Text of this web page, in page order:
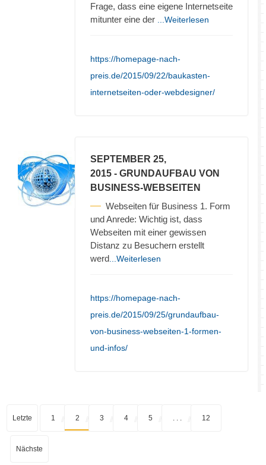
Frage, dass eine eigene Internetseite
mitunter eine der
...Weiterlesen
https://homepage-nach-
preis.de/2015/09/22/baukasten-
internetseiten-oder-webdesigner/
SEPTEMBER 25,
2015 - GRUNDAUFBAU VON
BUSINESS-WEBSEITEN
Webseiten für Business 1. Form
und Anrede: Wichtig ist, dass
Webseiten mit einer gewissen
Distanz zu Besuchern erstellt
werd ...Weiterlesen
https://homepage-nach-
preis.de/2015/09/25/grundaufbau-
von-business-webseiten-1-formen-
und-infos/
Letzte 1 2 3 4 5 12
Nächste